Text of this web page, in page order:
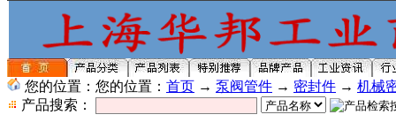
您的位置：您的位置： 首页 → 泵阀管件 → 密封件 → 机械
产品搜索：